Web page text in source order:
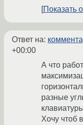
Показать
Ответ на:
+00:00
А что
разные
Хочу чтоб